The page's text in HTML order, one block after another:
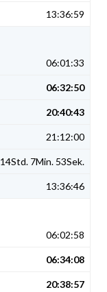
13:36:59
06:01:33
06:32:50
20:40:43
21:12:00
14Std. 7Min. 53Sek.
13:36:46
06:02:58
06:34:08
20:38:57